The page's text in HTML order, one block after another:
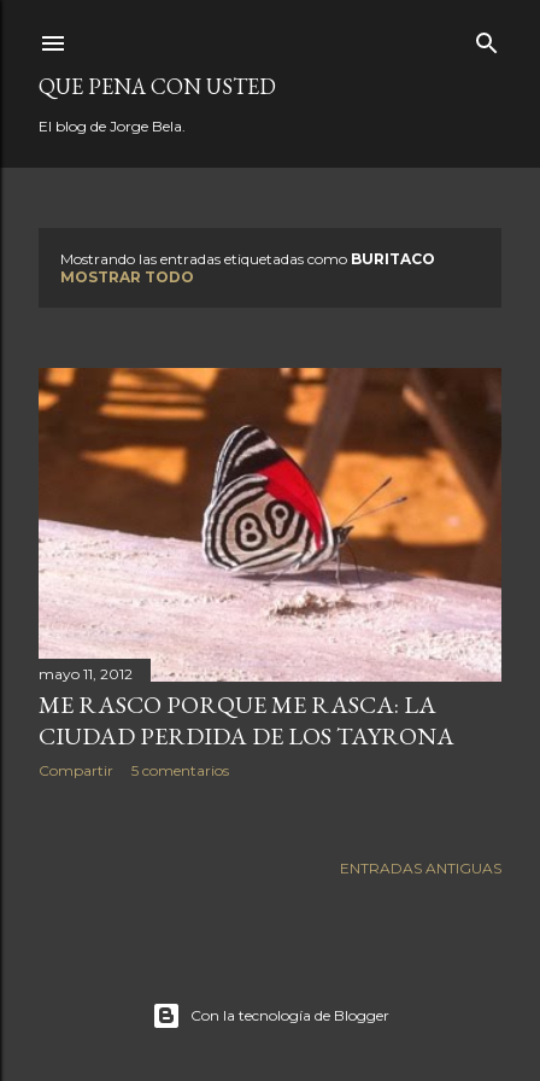
QUE PENA CON USTED
El blog de Jorge Bela.
t
r
d
a
s
Mostrando las entradas etiquetadas como BURITACO
MOSTRAR TODO
mayo 11, 2012
ME RASCO PORQUE ME RASCA: LA
CIUDAD PERDIDA DE LOS TAYRONA
Compartir 5 comentarios
ENTRADAS ANTIGUAS
Con la tecnología de Blogger